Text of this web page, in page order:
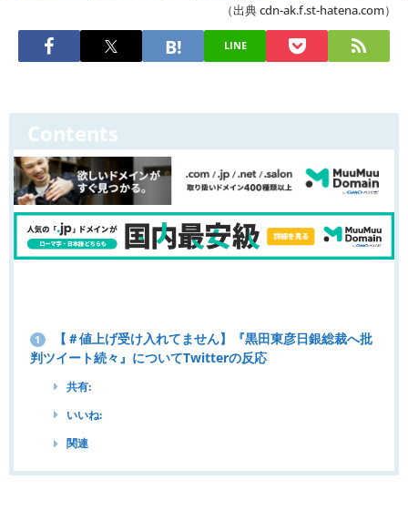
（出典 cdn-ak.f.st-hatena.com）
LINE
Contents
1
【＃値上げ受け入れてません】『黒田東彦日銀総裁へ批
判ツイート続々』についてTwitterの反応
共有:
いいね:
関連